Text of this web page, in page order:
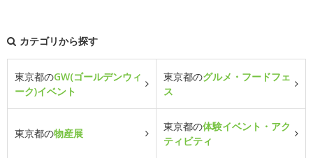
カテゴリから探す
東京都のGW(ゴールデンウィ
ーク)イベント
東京都のグルメ・フードフェ
ス
東京都の物産展
東京都の体験イベント・アク
ティビティ